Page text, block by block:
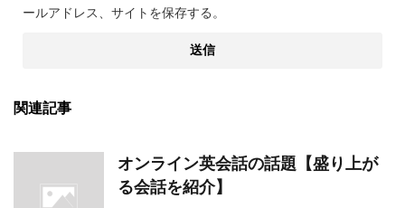
ールアドレス、サイトを保存する。
関連記事
オンライン英会話の話題【盛り上が
る会話を紹介】